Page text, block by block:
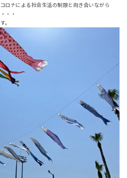
ロナによる社会生活の制限と向き合いながら
・・
。